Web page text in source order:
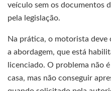
veículo sem os documentos
pela legislação.
Na prática, o motorista
a abordagem, que está
licenciado. O problema não
casa, mas não conseguir